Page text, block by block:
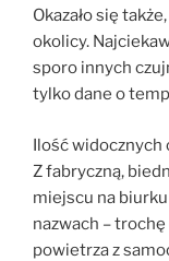
Okazało się
okolicy.
sporo innych
tylko dane o
Ilość widocznych
Z fabryczną,
miejscu na
nazwach –
powietrza z